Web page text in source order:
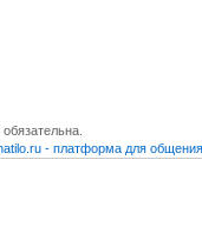
- платформа для